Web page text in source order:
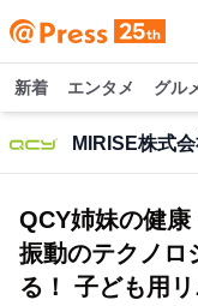
新着 エンタメ グル
MIRISE株式
QCY姉妹の健
振動のテクノロ
る！ 子ども用